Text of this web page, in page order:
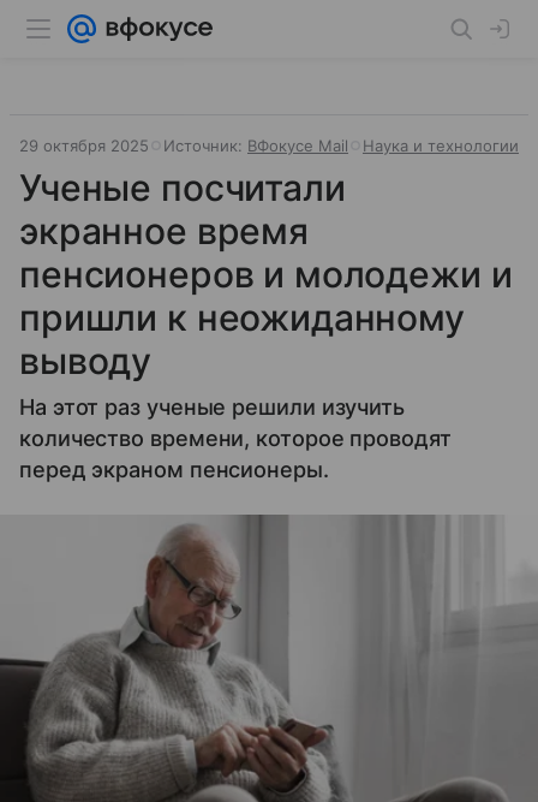
29 октября 2025 Источник: ВФокусе Mail Наука и технологии
Ученые посчитали
экранное время
пенсионеров и молодежи и
пришли к неожиданному
выводу
На этот раз ученые решили изучить
количество времени, которое проводят
перед экраном пенсионеры.